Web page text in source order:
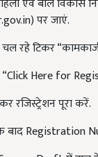
पर जाएं.
रहे टिकर
रजिस्ट्रेशन पूरा करें.
के बाद Registration
as Draft में डाल दें.